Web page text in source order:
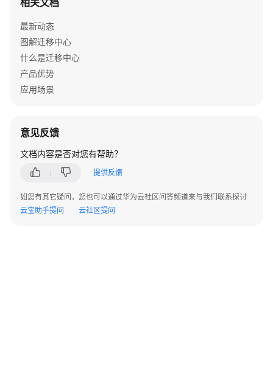
览
权
限
理
置
管
应
用
相关文档
最新动态
图解迁移中心
什么是迁移中心
产品优势
应用场景
意见反馈
文档内容是否对您有帮助？
提供反馈
如您有其它疑问，您也可以通过华为云社区问答频道来与我们联系探讨
云宝助手提问
云社区提问